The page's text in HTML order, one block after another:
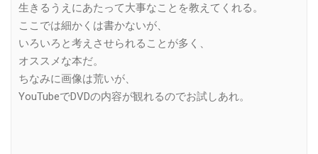
生きるうえにあたって大事なことを教えてくれる。
ここでは細かくは書かないが、
いろいろと考えさせられることが多く、
オススメな本だ。
ちなみに画像は荒いが、
YouTubeでDVDの内容が観れるのでお試しあれ。